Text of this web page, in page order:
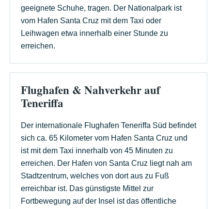
geeignete Schuhe, tragen. Der Nationalpark ist
vom Hafen Santa Cruz mit dem Taxi oder
Leihwagen etwa innerhalb einer Stunde zu
erreichen.
Flughafen & Nahverkehr auf
Teneriffa
Der internationale Flughafen Teneriffa Süd befindet
sich ca. 65 Kilometer vom Hafen Santa Cruz und
ist mit dem Taxi innerhalb von 45 Minuten zu
erreichen. Der Hafen von Santa Cruz liegt nah am
Stadtzentrum, welches von dort aus zu Fuß
erreichbar ist. Das günstigste Mittel zur
Fortbewegung auf der Insel ist das öffentliche